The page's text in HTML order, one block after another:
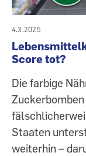
4.3.2025
Score tot?
Die farbige
Staaten
weiterhin –